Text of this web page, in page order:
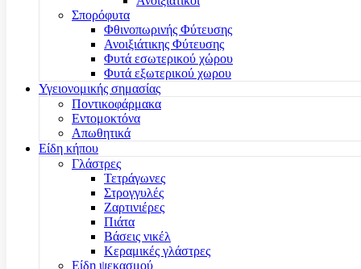
Σπορόφυτα
Φθινοπωρινής Φύτευσης
Ανοιξιάτικης Φύτευσης
Φυτά εσωτερικού χώρου
Φυτά εξωτερικού χωρου
Υγειονομικής σημασίας
Ποντικοφάρμακα
Εντομοκτόνα
Απωθητικά
Είδη κήπου
Γλάστρες
Τετράγωνες
Στρογγυλές
Ζαρτινιέρες
Πιάτα
Βάσεις νικέλ
Κεραμικές γλάστρες
Είδη ψεκασμού